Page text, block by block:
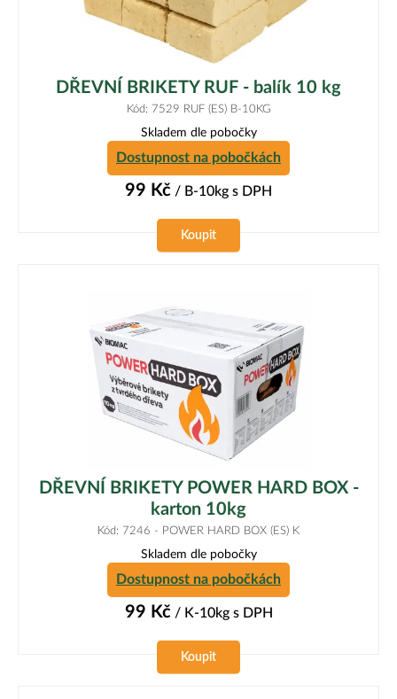
DŘEVNÍ BRIKETY RUF - balík 10 kg
Kód: 7529 RUF (ES) B-10KG
Skladem dle pobočky
Dostupnost na pobočkách
99 Kč / B-10kg s DPH
Koupit
DŘEVNÍ BRIKETY POWER HARD BOX -
karton 10kg
Kód: 7246 - POWER HARD BOX (ES) K
Skladem dle pobočky
Dostupnost na pobočkách
99 Kč/ K-10kg s DPH
Koupit